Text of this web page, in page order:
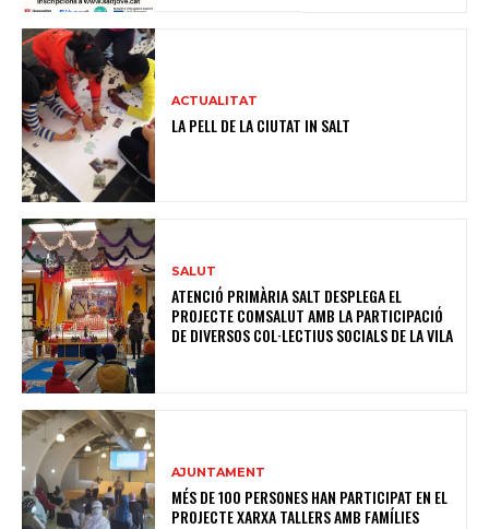
ACTUALITAT
LA PELL DE LA CIUTAT IN SALT
SALUT
ATENCIÓ PRIMÀRIA SALT DESPLEGA EL
PROJECTE COMSALUT AMB LA PARTICIPACIÓ
DE DIVERSOS COL·LECTIUS SOCIALS DE LA VILA
AJUNTAMENT
MÉS DE 100 PERSONES HAN PARTICIPAT EN EL
PROJECTE XARXA TALLERS AMB FAMÍLIES